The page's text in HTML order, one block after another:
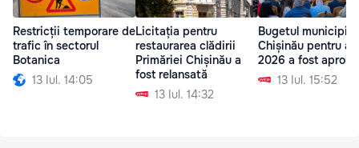
Restricții temporare de
trafic în sectorul
Botanica
13 Iul. 14:05
Licitația pentru
restaurarea clădirii
Primăriei Chișinău a
fost relansată
13 Iul. 14:32
Bugetul
Chișinău pentru
2026 a fost
13 Iul. 15:52